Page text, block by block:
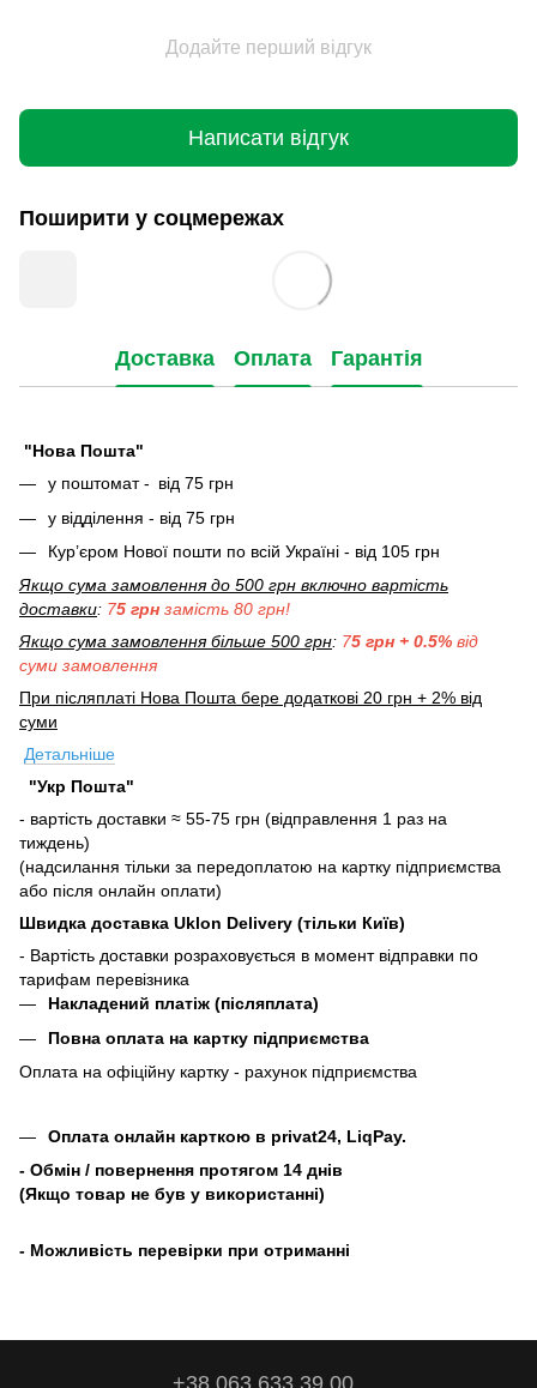
Додайте перший відгук
Написати відгук
Поширити у соцмережах
Доставка Оплата Гарантія
"Нова Пошта"
у поштомат - від 75 грн
у відділення - від 75 грн
Кур’єром Нової пошти по всій Україні - від 105 грн
Якщо сума замовлення до 500 грн включно вартість
доставки: 75 грн замість 80 грн!
Якщо сума замовлення більше 500 грн: 75 грн + 0.5% від
суми замовлення
При післяплаті Нова Пошта бере додаткові 20 грн + 2% від
суми
Детальніше
"Укр Пошта"
- вартість доставки ≈ 55-75 грн (відправлення 1 раз на
тиждень)
(надсилання тільки за передоплатою на картку підприємства
або після онлайн оплати)
Швидка доставка Uklon Delivery (тільки Київ)
- Вартість доставки розраховується в момент відправки по
тарифам перевізника
Накладений платіж (післяплата)
Повна оплата на картку підприємства
Оплата на офіційну картку - рахунок підприємства
Оплата онлайн карткою в privat24, LiqPay.
- Обмін / повернення протягом 14 днів
(Якщо товар не був у використанні)
- Можливість перевірки при отриманні
+38 063 633 39 00